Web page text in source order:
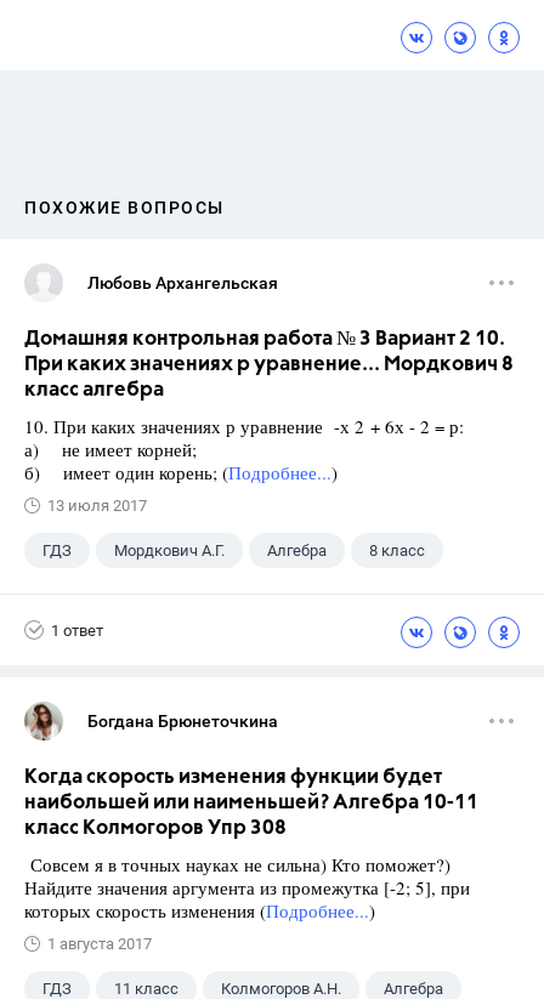
ПОХОЖИЕ ВОПРОСЫ
Любовь Архангельская
Домашняя контрольная работа № 3 Вариант 2 10.
При каких значениях р уравнение... Мордкович 8
класс алгебра
10. При каких значениях р уравнение -х 2 + 6х - 2 = р:
а) не имеет корней;
б) имеет один корень; (Подробнее...)
13 июля 2017
ГДЗ Мордкович А.Г. Алгебра 8 класс
1 ответ
Богдана Брюнеточкина
Когда скорость изменения функции будет
наибольшей или наименьшей? Алгебра 10-11
класс Колмогоров Упр 308
Совсем я в точных науках не сильна) Кто поможет?)
Найдите значения аргумента из промежутка [-2; 5], при
которых скорость изменения (Подробнее...)
1 августа 2017
ГДЗ 11 класс Колмогоров А.Н. Алгебра